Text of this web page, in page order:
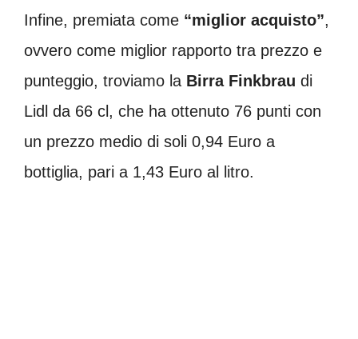
Infine, premiata come “miglior acquisto”,
ovvero come miglior rapporto tra prezzo e
punteggio, troviamo la Birra Finkbrau di
Lidl da 66 cl, che ha ottenuto 76 punti con
un prezzo medio di soli 0,94 Euro a
bottiglia, pari a 1,43 Euro al litro.